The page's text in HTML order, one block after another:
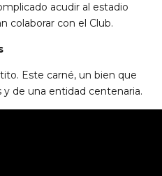
acudir al estadio
colaborar con el Club.
Este carné, un bien que
de una entidad centenaria.